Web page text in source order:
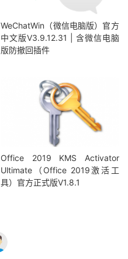
WeChatWin（微信电脑版）官方
中文版V3.9.12.31 | 含微信电脑
版防撤回插件
Office 2019 KMS Activator
Ultimate（Office 2019激活工
具）官方正式版V1.8.1